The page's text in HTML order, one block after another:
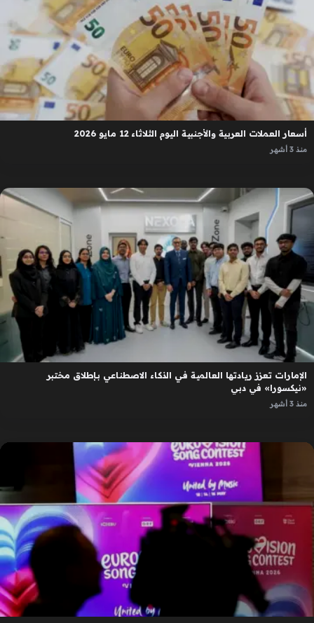
أسعار العملات العربية والأجنبية اليوم الثلاثاء 12 مايو 2026
منذ 3 أشهر
الإمارات تعزز ريادتها العالمية في الذكاء الاصطناعي بإطلاق مختبر
«نيكسورا» في دبي
منذ 3 أشهر